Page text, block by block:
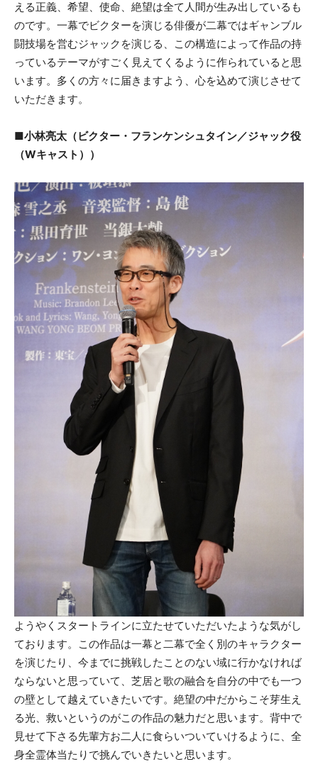
える正義、希望、使命、絶望は全て人間が生み出しているも
のです。一幕でビクターを演じる俳優が二幕ではギャンブル
闘技場を営むジャックを演じる、この構造によって作品の持
っているテーマがすごく見えてくるように作られていると思
います。多くの方々に届きますよう、心を込めて演じさせて
いただきます。
■小林亮太（ビクター・フランケンシュタイン／ジャック役
（Wキャスト））
ようやくスタートラインに立たせていただいたような気がし
ております。この作品は一幕と二幕で全く別のキャラクター
を演じたり、今までに挑戦したことのない域に行かなければ
ならないと思っていて、芝居と歌の融合を自分の中でも一つ
の壁として越えていきたいです。絶望の中だからこそ芽生え
る光、救いというのがこの作品の魅力だと思います。背中で
見せて下さる先輩方お二人に食らいついていけるように、全
身全霊体当たりで挑んでいきたいと思います。